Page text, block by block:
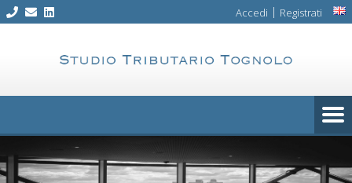
Skip
Accedi | Registrati